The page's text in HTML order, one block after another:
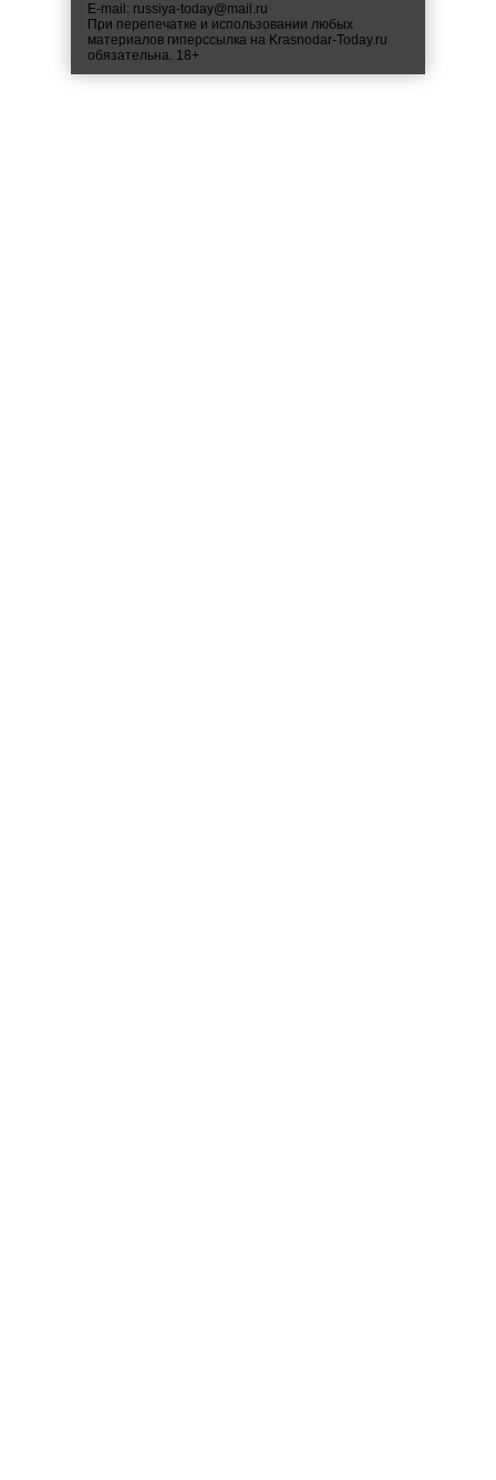
E-mail: russiya-today@mail.ru
При перепечатке и использовании любых
материалов гиперссылка на Krasnodar-Today.ru
обязательна. 18+